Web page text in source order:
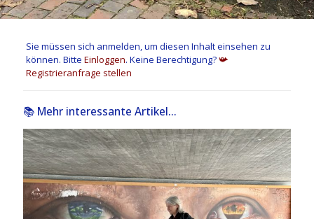
Sie müssen sich anmelden, um diesen Inhalt einsehen zu
können. Bitte Einloggen. Keine Berechtigung?📯
Registrieranfrage stellen
📚 Mehr interessante Artikel...